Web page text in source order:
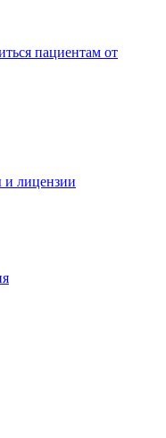
пациентам от
лицензии